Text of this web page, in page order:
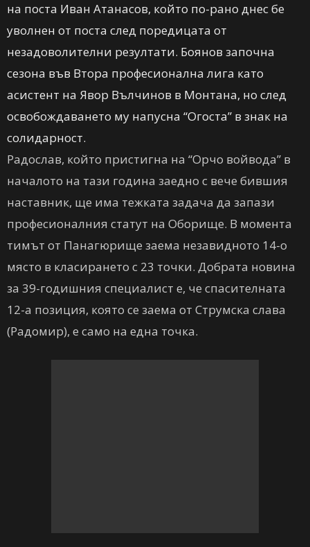
на поста Иван Атанасов, който по-рано днес бе
уволнен от поста след поредицата от
незадоволителни резултати. Боянов започна
сезона във Втора професионална лига като
асистент на Явор Вълчинов в Монтана, но след
освобождаването му напусна “Огоста” в знак на
солидарност.
Радослав, който пристигна на “Орчо войвода” в
началото на тази година заедно с вече бившия
наставник, ще има тежката задача да запази
професионалния статут на Оборище. В момента
тимът от Панагюрище заема незавидното 14-о
място в класирането с 23 точки. Добрата новина
за 39-годишния специалист е, че спасителната
12-а позиция, която се заема от Струмска слава
(Радомир), е само на една точка.